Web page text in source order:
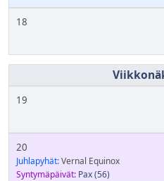
18
19
20
Juhlapyhät:Vernal Equinox
Syntymäpäivät: Pax(56)